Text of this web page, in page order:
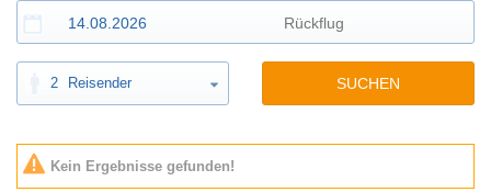
2 Reisender SUCHEN
Kein Ergebnisse gefunden!